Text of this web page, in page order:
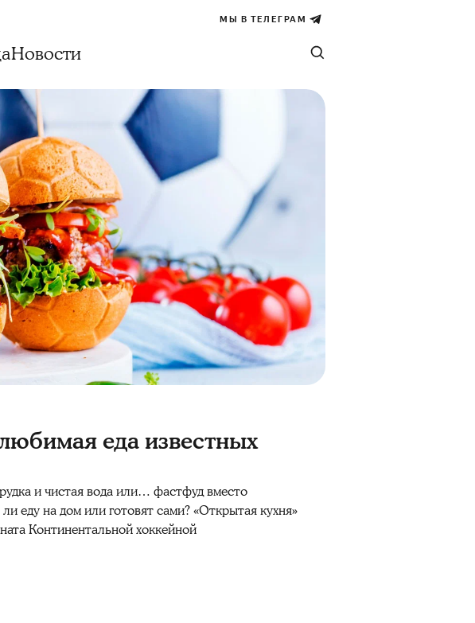
МЫ В ТЕЛЕГРАМ
Новости
еда известных
и чистая вода или… фастфуд вместо
еду на дом или готовят сами? «Открытая кухня»
Континентальной хоккейной